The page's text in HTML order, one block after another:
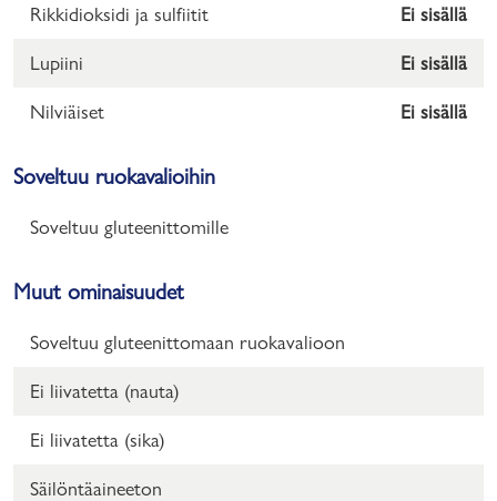
Rikkidioksidi ja sulfiitit Ei sisällä
Lupiini Ei sisällä
Nilviäiset Ei sisällä
Soveltuu ruokavalioihin
Soveltuu gluteenittomille
Muut ominaisuudet
Soveltuu gluteenittomaan ruokavalioon
Ei liivatetta (nauta)
Ei liivatetta (sika)
Säilöntäaineeton